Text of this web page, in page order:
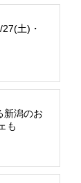
土)・
新潟のお
も